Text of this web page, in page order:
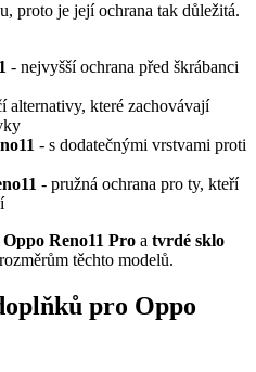
proto je její ochrana tak důležitá.
- nejvyšší ochrana před škrábanci
alternativy, které zachovávají
- s dodatečnými vrstvami proti
- pružná ochrana pro ty, kteří
Reno11 Pro a tvrdé sklo
těchto modelů.
pro Oppo